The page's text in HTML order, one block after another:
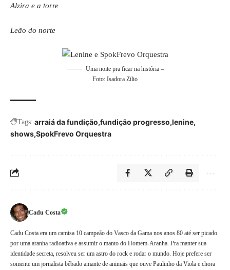
Alzira e a torre
Leão do norte
Uma noite pra ficar na história –
Foto: Isadora Zilio
Tags: arraiá da fundição fundição progresso lenine
shows SpokFrevo Orquestra
Cadu Costa
Cadu Costa era um camisa 10 campeão do Vasco da Gama nos anos 80 até ser picado
por uma aranha radioativa e assumir o manto do Homem-Aranha. Pra manter sua
identidade secreta, resolveu ser um astro do rock e rodar o mundo. Hoje prefere ser
somente um jornalista bêbado amante de animais que ouve Paulinho da Viola e chora